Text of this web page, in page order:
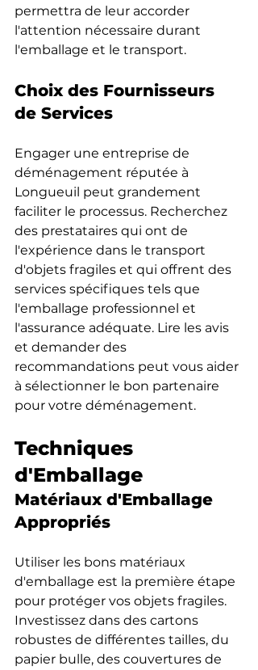
permettra de leur accorder
l'attention nécessaire durant
l'emballage et le transport.
Choix des Fournisseurs
de Services
Engager une entreprise de
déménagement réputée à
Longueuil peut grandement
faciliter le processus. Recherchez
des prestataires qui ont de
l'expérience dans le transport
d'objets fragiles et qui offrent des
services spécifiques tels que
l'emballage professionnel et
l'assurance adéquate. Lire les avis
et demander des
recommandations peut vous aider
à sélectionner le bon partenaire
pour votre déménagement.
Techniques
d'Emballage
Matériaux d'Emballage
Appropriés
Utiliser les bons matériaux
d'emballage est la première étape
pour protéger vos objets fragiles.
Investissez dans des cartons
robustes de différentes tailles, du
papier bulle, des couvertures de